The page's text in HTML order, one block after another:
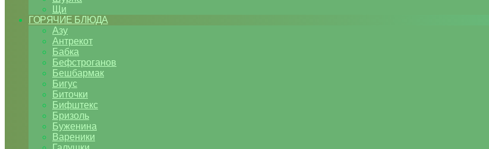
Щи
ГОРЯЧИЕ БЛЮДА
Азу
Антрекот
Бабка
Бефстроганов
Бешбармак
Бигус
Биточки
Бифштекс
Бризоль
Буженина
Вареники